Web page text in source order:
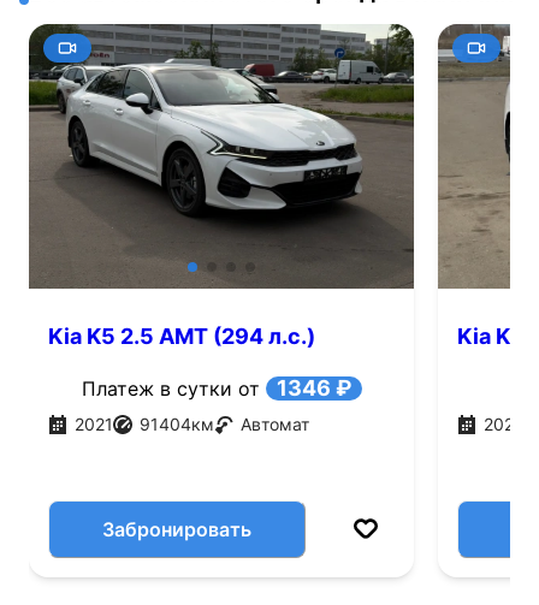
Kia K5 2.5 AMT (294 л.с.)
Платеж в сутки от 1346 ₽
2021 91404км Автомат
Забронировать
Kia K5
2021